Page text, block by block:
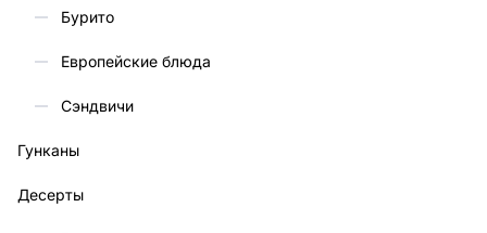
Бурито
Европейские блюда
Сэндвичи
Гунканы
Десерты